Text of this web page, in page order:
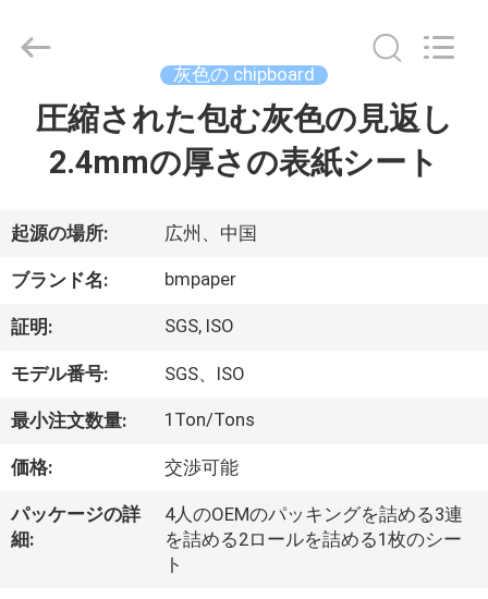
製
品
わ
た
た
ち
GUANGZHOU
BMPAPER
CO.,LTD.
灰色の chipboard
圧縮された包む灰色の見返し
2.4mmの厚さの表紙シート
起源の場所: 広州、中国
ブランド名: bmpaper
証明: SGS, ISO
モデル番号: SGS、ISO
最小注文数量: 1Ton/Tons
価格: 交渉可能
パッケージの詳
細:
4人のOEMのパッキングを詰める3連
を詰める2ロールを詰める1枚のシー
ト